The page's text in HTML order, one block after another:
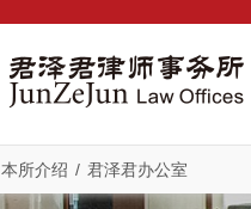
本所介绍 / 君泽君办公室